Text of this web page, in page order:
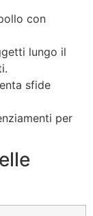
con
lungo il
sfide
per